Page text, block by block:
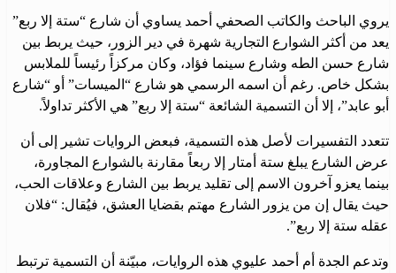
يروي الباحث والكاتب الصحفي أحمد يساوي أن شارع “ستة إلا ربع”
يعد من أكثر الشوارع التجارية شهرة في دير الزور، حيث يربط بين
شارع حسن الطه وشارع سينما فؤاد، وكان مركزاً رئيساً للملابس
بشكل خاص. رغم أن اسمه الرسمي هو شارع “الميسات” أو “شارع
أبو عابد”، إلا أن التسمية الشائعة “ستة إلا ربع” هي الأكثر تداولاً.
تتعدد التفسيرات لأصل هذه التسمية، فبعض الروايات تشير إلى أن
عرض الشارع يبلغ ستة أمتار إلا ربعاً مقارنة بالشوارع المجاورة،
بينما يعزو آخرون الاسم إلى تقليد يربط بين الشارع وعلاقات الحب،
حيث يقال إن من يزور الشارع مهتم بقضايا العشق، فيُقال: “فلان
عقله ستة إلا ربع”.
وتدعم الجدة أم أحمد عليوي هذه الروايات، مبيّنة أن التسمية ترتبط